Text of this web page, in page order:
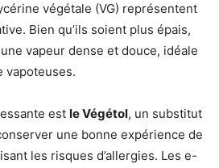
végétale (VG) représentent
Bien qu’ils soient plus épais,
vapeur dense et douce, idéale
vapoteuses.
est le Végétol, un substitut
une bonne expérience de
les risques d’allergies. Les e-